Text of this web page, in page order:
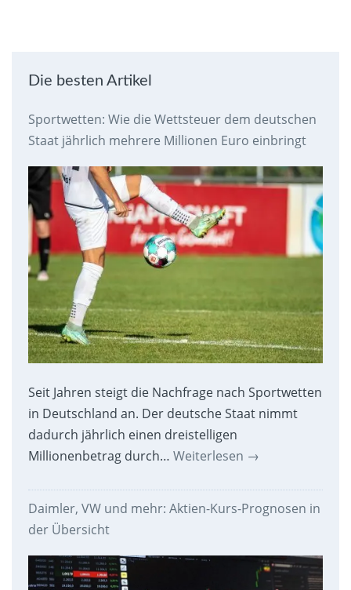
Die besten Artikel
Sportwetten: Wie die Wettsteuer dem deutschen
Staat jährlich mehrere Millionen Euro einbringt
Seit Jahren steigt die Nachfrage nach Sportwetten
in Deutschland an. Der deutsche Staat nimmt
dadurch jährlich einen dreistelligen
Millionenbetrag durch… Weiterlesen →
Daimler, VW und mehr: Aktien-Kurs-Prognosen in
der Übersicht